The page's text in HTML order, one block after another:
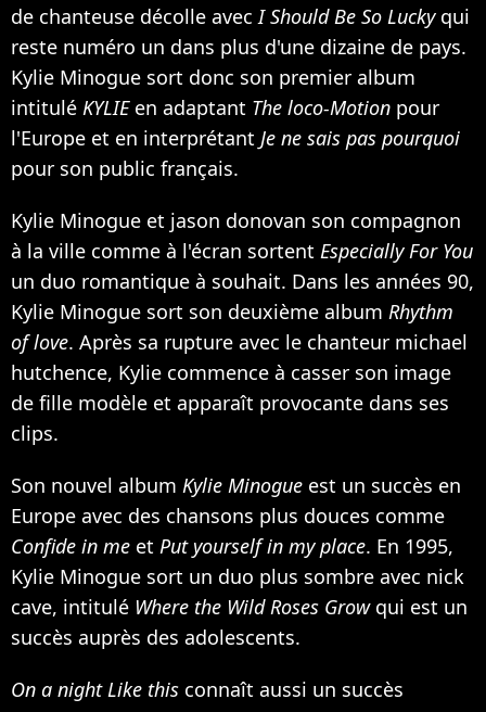
de chanteuse décolle avec I Should Be So Luckyqui
reste numéro un dans plus d'une dizaine de pays.
Kylie Minogue sort donc son premier album
intitulé KYLIEen adaptant The loco-Motion pour
l'Europe et en interprétant Je ne sais pas pourquoi
pour son public français.
Kylie Minogue et jason donovan son compagnon
à la ville comme à l'écran sortent Especially For You
un duo romantique à souhait. Dans les années 90,
Kylie Minogue sort son deuxième album Rhythm
of love. Après sa rupture avec le chanteur michael
hutchence, Kylie commence à casser son image
de fille modèle et apparaît provocante dans ses
clips.
Son nouvel album Kylie Minogue est un succès en
Europe avec des chansons plus douces comme
Confide in me et Put yourself in my place. En 1995,
Kylie Minogue sort un duo plus sombre avec nick
cave, intitulé Where the Wild Roses Growqui est un
succès auprès des adolescents.
On a night Like this connaît aussi un succès